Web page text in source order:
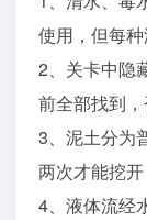
使用，但每种
2、关卡中隐
前全部找到，
3、泥土分为
两次才能挖开
4、液体流经